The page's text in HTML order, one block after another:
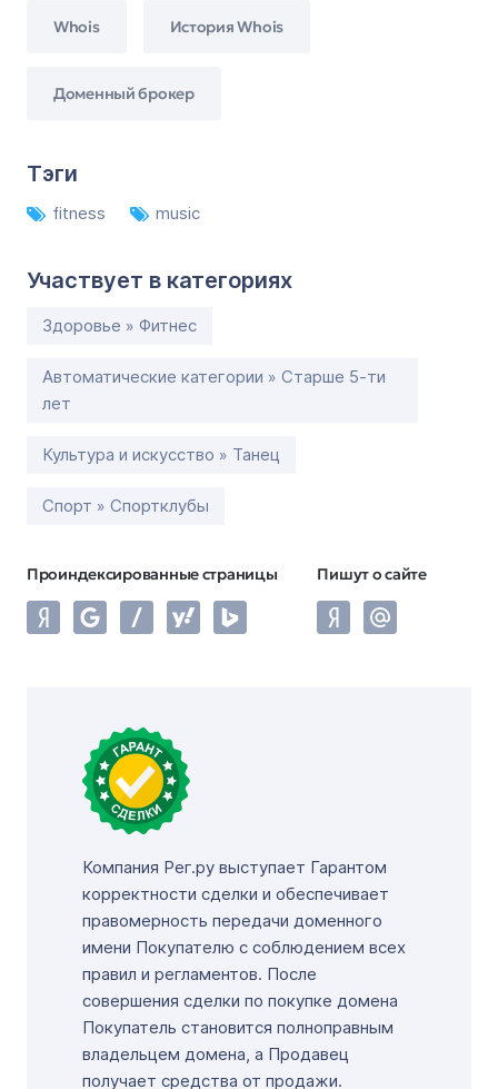
Whois История Whois
Доменный брокер
Тэги
fitness music
Участвует в категориях
Здоровье » Фитнес
Автоматические категории » Старше 5-ти
лет
Культура и искусство » Танец
Спорт » Спортклубы
Проиндексированные страницы Пишут о сайте
Компания Рег.ру выступает Гарантом
корректности сделки и обеспечивает
правомерность передачи доменного
имени Покупателю с соблюдением всех
правил и регламентов. После
совершения сделки по покупке домена
Покупатель становится полноправным
владельцем домена, а Продавец
получает средства от продажи.